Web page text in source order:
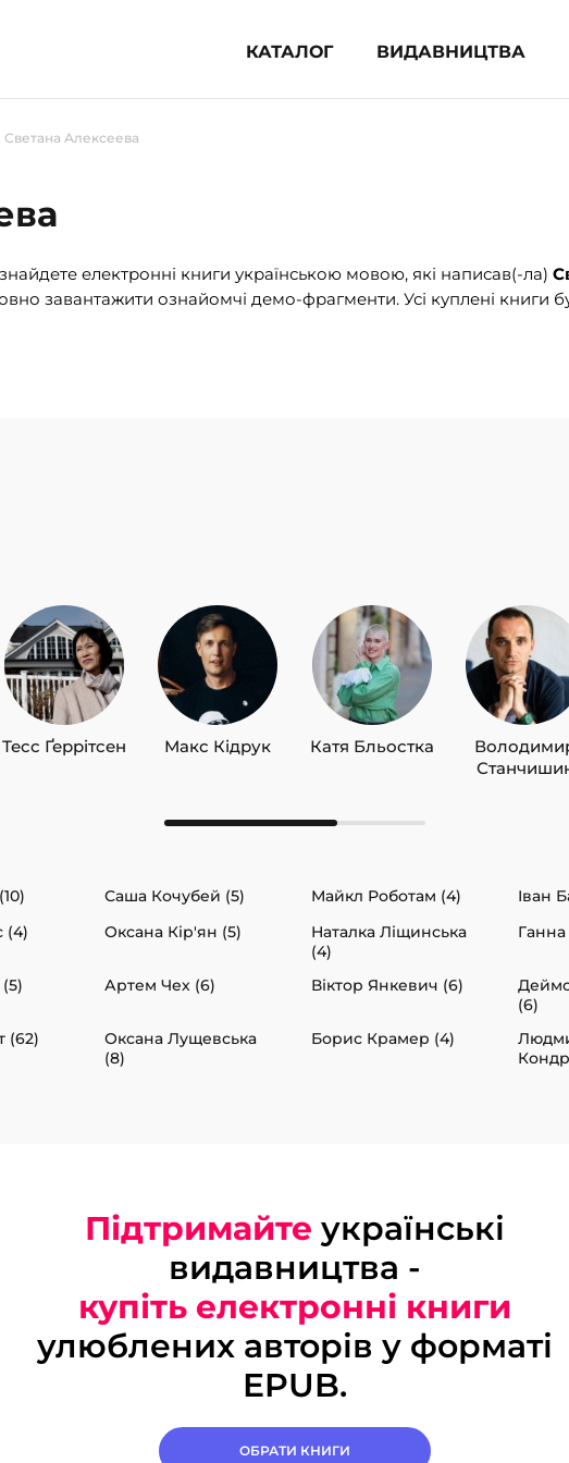
КАТАЛОГ ВИДАВНИЦТВА
Художня література (1854)
Науково-популярна література (1015)
(527)
Светана Алексеева
електронні книги українською мовою, які написав(-ла)
завантажити ознайомчі демо-фрагменти. Усі куплені книги
Тесс Ґеррітсен Макс Кідрук Катя Бльостка
Саша Кочубей (5) Майкл Роботам (4) Іван
(4) Оксана Кір'ян (5)
Наталка Ліщинська
(4)
Ганна
Артем Чех (6) Віктор Янкевич (6)
(6)
(62)
Оксана Лущевська
(8)
Борис Крамер (4)
Підтримайте українські
видавництва -
купіть електронні книги
улюблених авторів у форматі
EPUB.
ОБРАТИ КНИГИ